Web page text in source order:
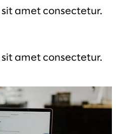
amet consectetur.
amet consectetur.